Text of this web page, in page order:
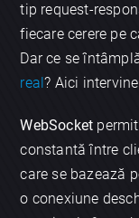
tip request-
fiecare cerere pe
Dar ce se
real? Aici intervine
WebSocket
constantă între
care se bazează
o conexiune